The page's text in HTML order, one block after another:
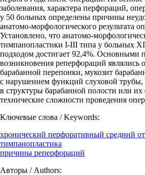
заболевания, характера перфораций,
у 50 больных определены причины
анатомо-морфологического результата
Установлено, что анатомо-
тимпанопластики I-III типа у больных
подходом достигает 92,4%. Основными
возникновения реперфораций
барабанной перепонки, мукозит
с нарушением функций слуховой трубы,
в структуры барабанной полости или их
технические сложности проведения
Ключевые слова / Keywords:
хронический перфоративный средний
тимпанопластика
причины реперфораций
Авторы / Authors: